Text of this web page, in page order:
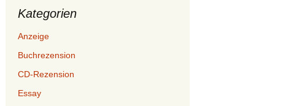
Kategorien
Anzeige
Buchrezension
CD-Rezension
Essay